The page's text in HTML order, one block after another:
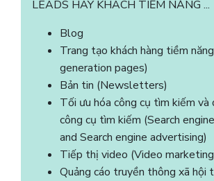
LEADS HAY KHÁCH TIỀM NĂNG ...
Blog
Trang tạo khách hàng tiềm
generation pages)
Bản tin (Newsletters)
Tối ưu hóa công cụ tìm kiếm và
công cụ tìm kiếm (Search
and Search engine advertising)
Tiếp thị video (Video
Quảng cáo truyền thông xã hội